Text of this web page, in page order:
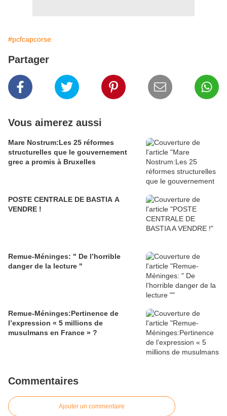
#pcfcapcorse
Partager
Vous aimerez aussi
Mare Nostrum:Les 25 réformes
structurelles que le gouvernement
grec a promis à Bruxelles
POSTE CENTRALE DE BASTIA A
VENDRE !
Remue-Méninges: " De l’horrible
danger de la lecture "
Remue-Méninges:Pertinence de
l’expression « 5 millions de
musulmans en France » ?
Commentaires
Ajouter un commentaire